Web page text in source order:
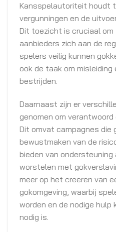
Kansspelautoriteit houdt
vergunningen en de
Dit toezicht is cruciaal
aanbieders zich aan de
spelers veilig kunnen
ook de taak om
bestrijden.
Daarnaast zijn er
genomen om
Dit omvat campagnes die
bewustmaken van de
bieden van ondersteuning
worstelen met
meer op het creëren van
gokomgeving, waarbij
worden en de nodige hulp
nodig is.